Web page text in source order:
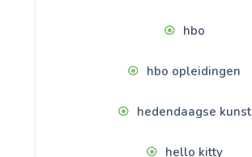
hbo
hbo opleidingen
hedendaagse kunst
hello kitty